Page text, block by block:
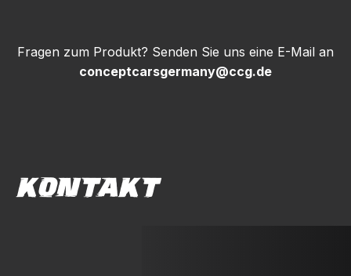
Menge
Fragen zum Produkt? Senden Sie uns eine E-Mail an
conceptcarsgermany@ccg.de
KONTAKT